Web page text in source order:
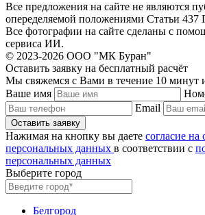
Все предложения на сайте не являются
опеределяемой положениями Статьи
Все фотографии на сайте сделаны с
сервиса ИИ.
© 2023-2026 ООО "МК Буран"
Оставить заявку на бесплатный расчёт
Мы свяжемся с Вами в течение 10 минут
Ваше имя
Email
Нажимая на кнопку вы даете согласие на
персональных данных в соответствии с
персональных данных
Выберите город
Белгород